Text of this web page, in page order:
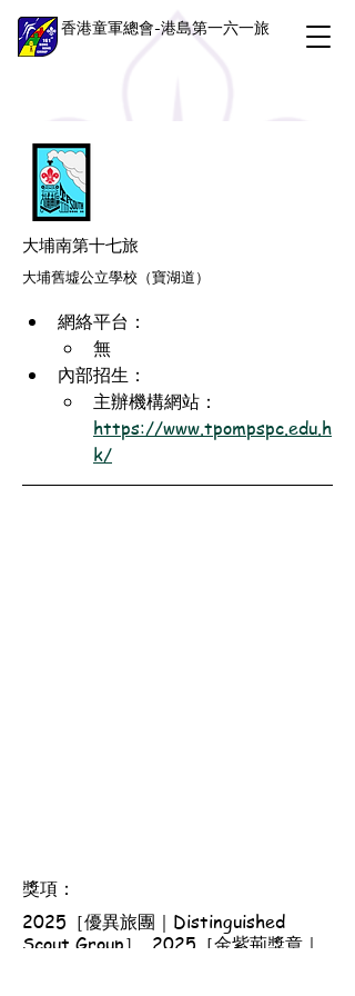
香港童軍總會-港島第一六一旅
大埔南第十七旅
大埔舊墟公立學校（寶湖道）
網絡平台：
無
內部招生：
主辦機構網站：
https://www.tpompspc.edu.h
k/
獎項：
2025［優異旅團｜Distinguished
Scout Group］, 2025［金紫荊獎章｜